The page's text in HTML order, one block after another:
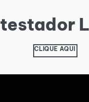
testador
CLIQUE AQUI